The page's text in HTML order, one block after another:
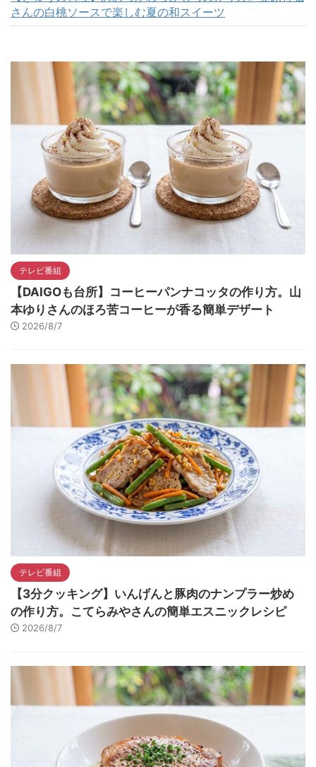
さんの白桃ソースで楽しむ夏の和スイーツ
テレビ番組
【DAIGOも台所】コーヒーパンナコッタの作り方。山
本ゆりさんのほろ苦コーヒーが香る簡単デザート
2026/8/7
テレビ番組
【3分クッキング】いんげんと豚肉のナンプラー炒め
の作り方。こてらみやさんの簡単エスニックレシピ
2026/8/7